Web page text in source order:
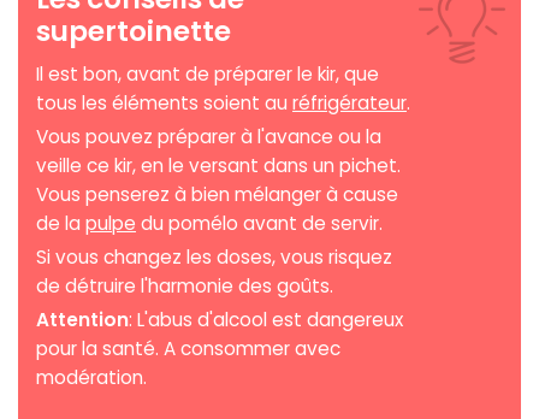
supertoinette
Il est bon, avant de préparer le kir, que
tous les éléments soient au réfrigérateur.
Vous pouvez préparer à l'avance ou la
veille ce kir, en le versant dans un pichet.
Vous penserez à bien mélanger à cause
de la pulpe du pomélo avant de servir.
Si vous changez les doses, vous risquez
de détruire l'harmonie des goûts.
Attention: L'abus d'alcool est dangereux
pour la santé. A consommer avec
modération.